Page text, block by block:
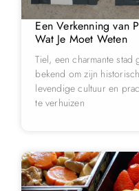
Een Verkenning van
Wat Je Moet Weten
Tiel, een charmante stad
bekend om zijn
levendige cultuur en
te verhuizen